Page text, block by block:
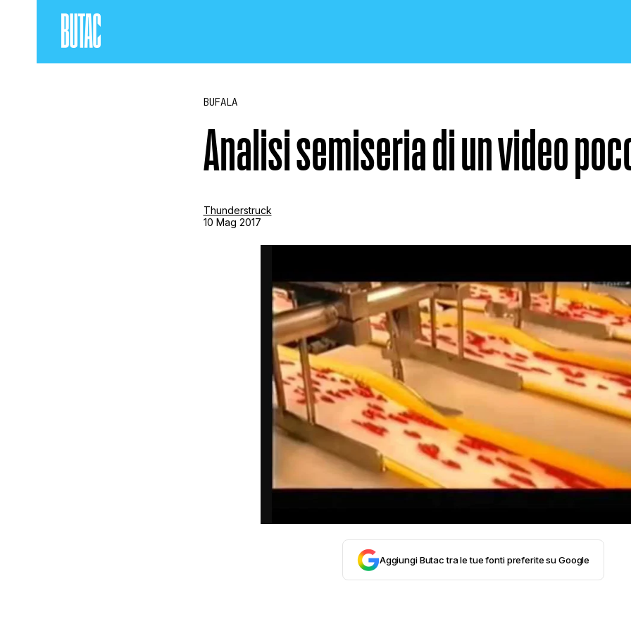
SALUTE E MEDICINA
STORIA E CITAZIONI
INTRATTENIMENTO
COMPLOTTI, LEGGENDE URBANE ED
TRUFFE E SOCIAL NETWORK
BUFALA
Analisi semiseria di un video
Thunderstruck
10 Mag 2017
Aggiungi Butac tra le tue fonti preferite su Google